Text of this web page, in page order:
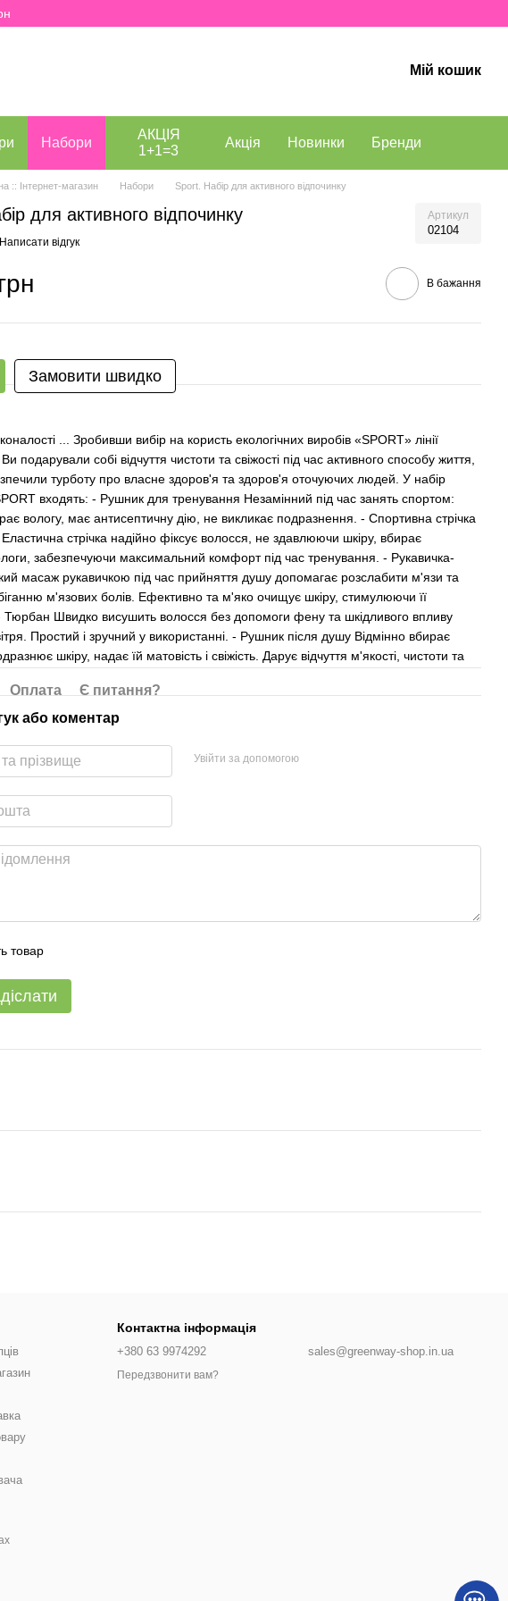
Мій кошик
Набори
АКЦІЯ
1+1=3
Акція Новинки Бренди
:: Інтернет-магазин Набори Sport. Набір для активного відпочинку
для активного відпочинку Артикул
02104
Написати відгук
В бажання
Замовити швидко
... Зробивши вибір на користь екологічних виробів «SPORT» лінії
подарували собі відчуття чистоти та свіжості під час активного способу життя,
турботу про власне здоров'я та здоров'я оточуючих людей. У набір
входять: - Рушник для тренування Незамінний під час занять спортом:
вологу, має антисептичну дію, не викликає подразнення. - Спортивна стрічка
стрічка надійно фіксує волосся, не здавлюючи шкіру, вбирає
забезпечуючи максимальний комфорт під час тренування. - Рукавичка-
масаж рукавичкою під час прийняття душу допомагає розслабити м'язи та
м'язових болів. Ефективно та м'яко очищує шкіру, стимулюючи її
Швидко висушить волосся без допомоги фену та шкідливого впливу
Простий і зручний у використанні. - Рушник після душу Відмінно вбирає
шкіру, надає їй матовість і свіжість. Дарує відчуття м'якості, чистоти та
Оплата
Є питання?
або коментар
Увійти за допомогою
товар
Контактна інформація
+380 63 9974292
Передзвонити вам?
sales@greenway-shop.in.ua